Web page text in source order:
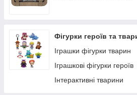
Фігурки героїв та
Іграшки фігурки тварин
Іграшкові фігурки героїв
Інтерактивні тварини